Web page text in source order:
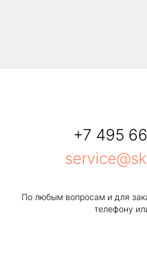
+7 495
По любым вопросам и для
телефону